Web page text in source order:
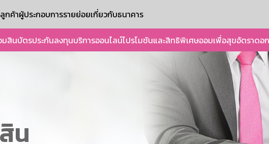
ลูกค้าผู้ประกอบการรายย่อยเกี่ยวกับธนาคาร
มสินบัตรประกันลงทุนบริการออนไลน์โปรโมชันและสิทธิพิเศษออมเพื่อสุขอัตราดอ
น